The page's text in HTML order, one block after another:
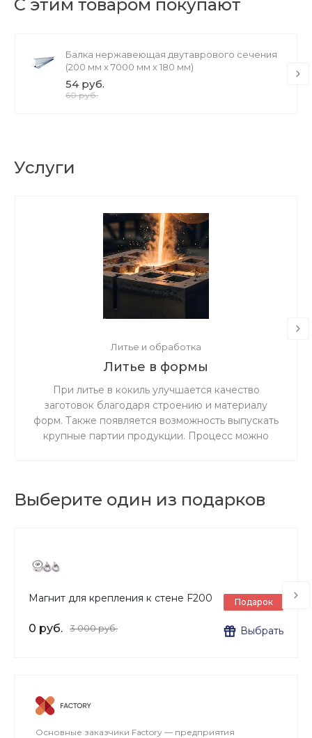
С этим товаром покупают
Балка нержавеющая двутаврового сечения
(200 мм х 7000 мм х 180 мм)
54 руб.
60 руб.
Услуги
Литье и обработка
Литье в формы
При литье в кокиль улучшается качество
заготовок благодаря строению и материалу
форм. Также появляется возможность выпускать
крупные партии продукции. Процесс можно
Выберите один из подарков
Магнит для крепления к стене F200
0 руб. 3 000 руб.
Подарок
Выбрать
Основные заказчики Factory — предприятия